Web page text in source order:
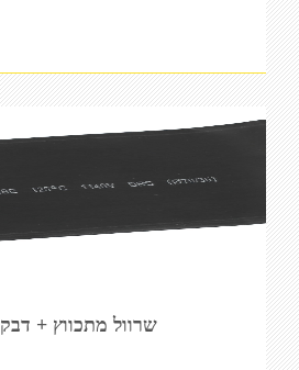
שרוול מתכווץ + דבק 70-23